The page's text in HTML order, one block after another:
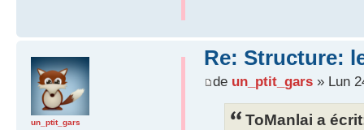
Re: Structure:
de un_ptit_gars» Lun
ToManlai a
un_ptit_gars